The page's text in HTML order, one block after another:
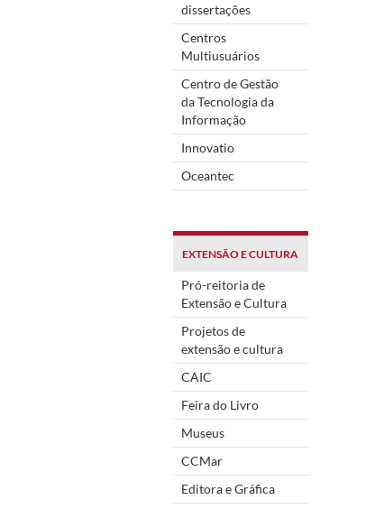
dissertações
Centros
Multiusuários
Centro de Gestão
da Tecnologia da
Informação
Innovatio
Oceantec
EXTENSÃO E CULTURA
Pró-reitoria de
Extensão e Cultura
Projetos de
extensão e cultura
CAIC
Feira do Livro
Museus
CCMar
Editora e Gráfica